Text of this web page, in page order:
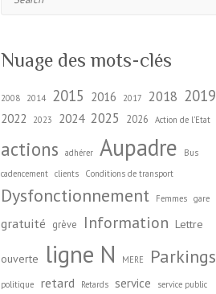
Nuage des mots-clés
2008 2014 2015 2016 2017 2018 2019
2022 2023 2024 2025 2026 Action de l'Etat
actions adhérer Aupadre
Bus
cadencement clients Conditions de transport
Dysfonctionnement Femmes gare
gratuité grève Information Lettre
ouverte ligne N MERE Parkings
politique retard Retards service service public